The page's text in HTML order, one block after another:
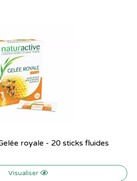
royale - 20 sticks fluides
Visualiser